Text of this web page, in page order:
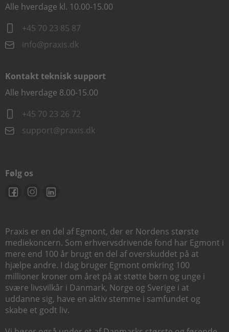
Alle hverdage kl. 10.00-15.00
+45 70 23 85 87
info@praxis.dk
Kontakt teknisk support
Alle hverdage 8.00-15.00
+45 70 23 26 72
support@praxis.dk
Følg os
Praxis er en del af Egmont, der er Nordens største
mediekoncern. Som erhvervsdrivende fond har Egmont i
mere end 100 år brugt en del af overskuddet på at
hjælpe andre. I dag bruger Egmont omkring 100
millioner kroner om året på at støtte børn og unge i
svære livsvilkår i Danmark, Norge og Sverige i at
uddanne sig, have en aktiv stemme i samfundet og
skabe et godt liv.